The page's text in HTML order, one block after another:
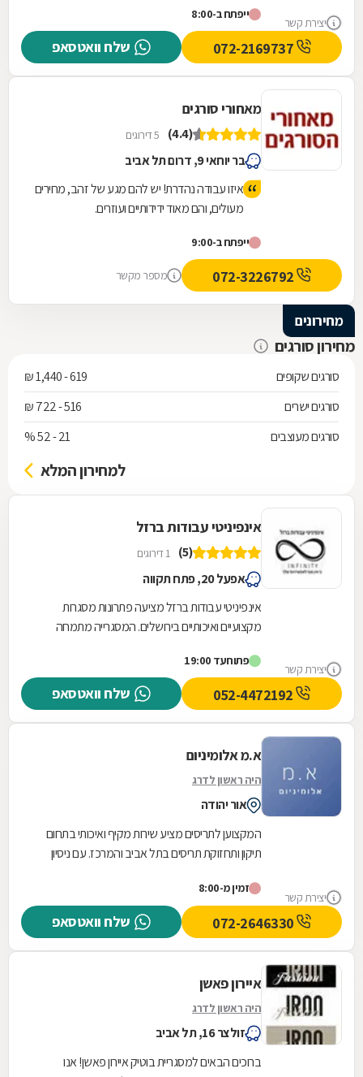
יצירת קשר
שלוקחת לאחרים הרבה זמן אצלו קיבלתי
במהירות והכל במחיר טוב ששווה לעבודה
שנעשית תודה ובהצלחה חבר
ייפתח ב-8:00
שלח וואטסאפ
מאחורי סורגים
(4.4) 5 דירוגים
בר יוחאי 9, דרום תל אביב
איזו עבודה נהדרת! יש להם מגע של זהב, מחירים
מעולים, והם מאוד ידידותיים ועוזרים.
ייפתח ב-9:00
מספר מקשר
מחירונים
מחירון סורגים
סורגים שקופים
619 - 1,440 ₪
סורגים ישרים
516 - 722 ₪
סורגים מעוצבים
21 - 52 %
למחירון המלא
יצירת קשר
אינפיניטי עבודות ברזל
(5) 1 דירוגים
אפעל 20, פתח תקווה
אינפיניטי עבודות ברזל מציעה פתרונות מסגרות
מקצועיים ואיכותיים בירושלים. המסגרייה מתמחה
פתוחעד 19:00
שלח וואטסאפ
יצירת קשר
א.מ אלומיניום
היה ראשון לדרג
אור יהודה
המקצוען לתריסים מציע שירות מקיף ואיכותי בתחום
תיקון ותחזוקת תריסים בתל אביב והמרכז. עם ניסיון
זמין מ-8:00
שלח וואטסאפ
איירון פאשן
היה ראשון לדרג
זולצר 16, תל אביב
ברוכים הבאים למסגריית בוטיק איירון פאשן! אנו